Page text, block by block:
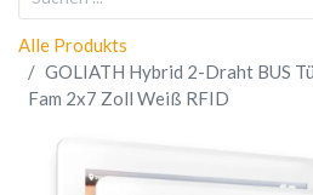
Alle Produkts
GOLIATH Hybrid 2-Draht BUS
Fam 2x7 Zoll Weiß RFID